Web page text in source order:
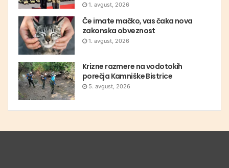
1. avgust, 2026
Če imate mačko, vas čaka nova
zakonska obveznost
1. avgust, 2026
Krizne razmere na vodotokih
porečja Kamniške Bistrice
5. avgust, 2026